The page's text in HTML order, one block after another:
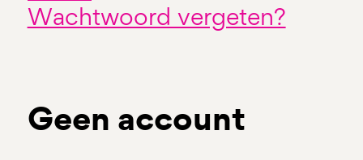
Wachtwoord vergeten?
Geen account